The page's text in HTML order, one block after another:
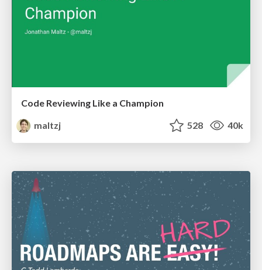
Code Reviewing Like a Champion
maltzj
528 40k